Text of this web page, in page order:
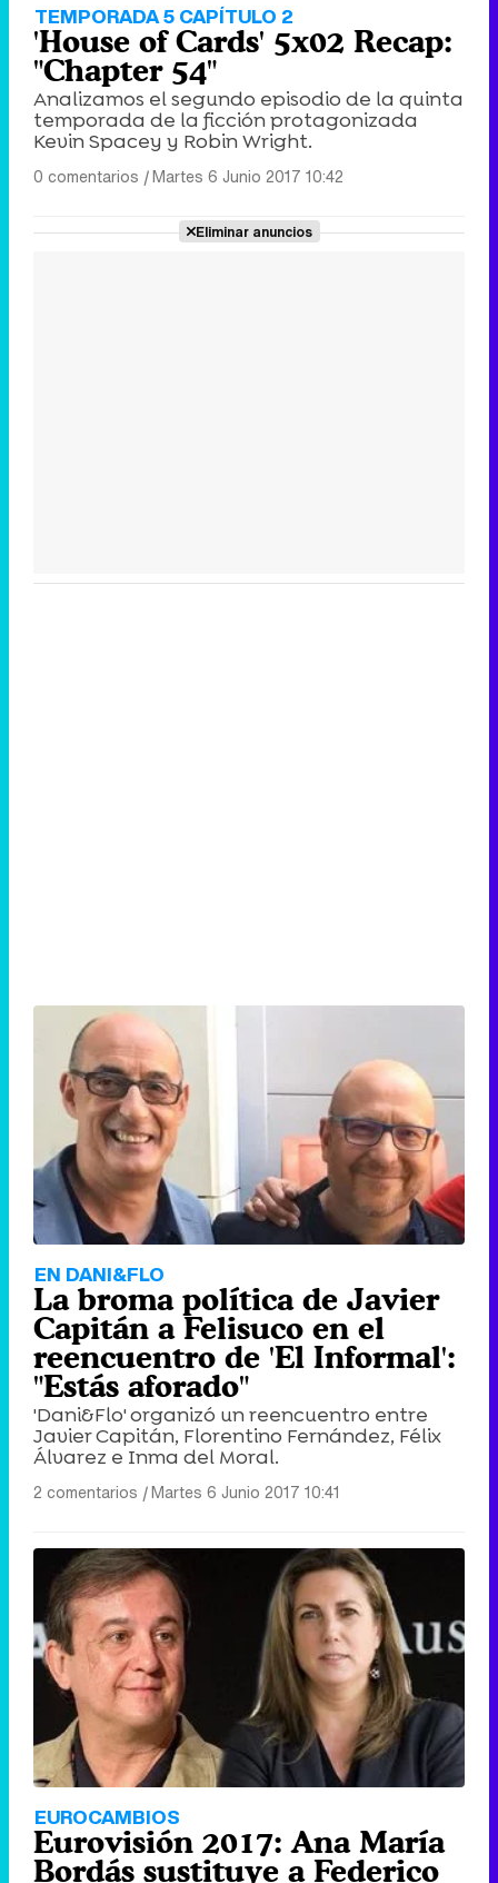
TEMPORADA 5 CAPÍTULO 2
'House of Cards' 5x02 Recap:
"Chapter 54"
Analizamos el segundo episodio de la quinta
temporada de la ficción protagonizada
Kevin Spacey y Robin Wright.
0 comentarios |Martes 6 Junio 2017 10:42
Eliminar anuncios
EN DANI&FLO
La broma política de Javier
Capitán a Felisuco en el
reencuentro de 'El Informal':
"Estás aforado"
'Dani&Flo' organizó un reencuentro entre
Javier Capitán, Florentino Fernández, Félix
Álvarez e Inma del Moral.
2 comentarios |Martes 6 Junio 2017 10:41
EUROCAMBIOS
Eurovisión 2017: Ana María
Bordás sustituye a Federico